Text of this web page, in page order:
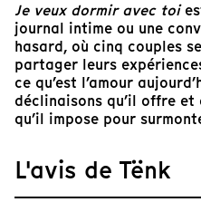
Je veux dormir avec toi
journal intime ou une
hasard, où cinq couples
partager leurs
ce qu’est l’amour
déclinaisons qu’il offre
qu’il impose pour
L'avis de Tënk